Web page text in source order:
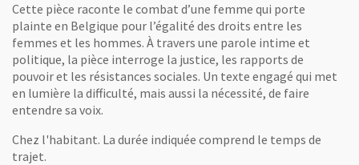
Cette pièce raconte le combat d’une femme qui porte
plainte en Belgique pour l’égalité des droits entre les
femmes et les hommes. À travers une parole intime et
politique, la pièce interroge la justice, les rapports de
pouvoir et les résistances sociales. Un texte engagé qui met
en lumière la difficulté, mais aussi la nécessité, de faire
entendre sa voix.
Chez l'habitant. La durée indiquée comprend le temps de
trajet.